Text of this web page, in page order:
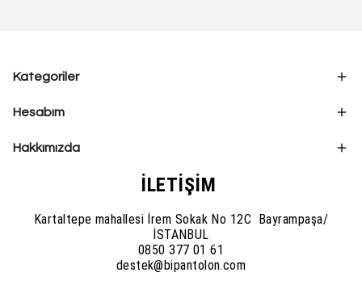
Kategoriler
Hesabım
Hakkımızda
İLETİŞİM
Kartaltepe mahallesi İrem Sokak No 12C Bayrampaşa/
İSTANBUL
0850 377 01 61
destek@bipantolon.com